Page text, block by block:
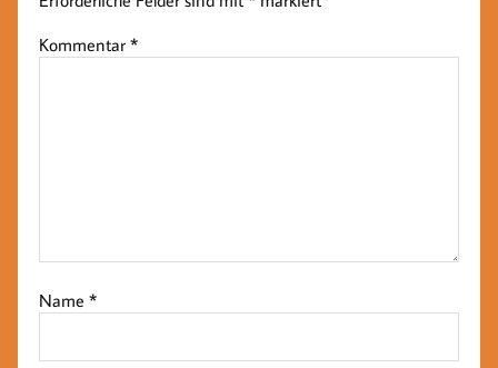
Kommentar*
Name*